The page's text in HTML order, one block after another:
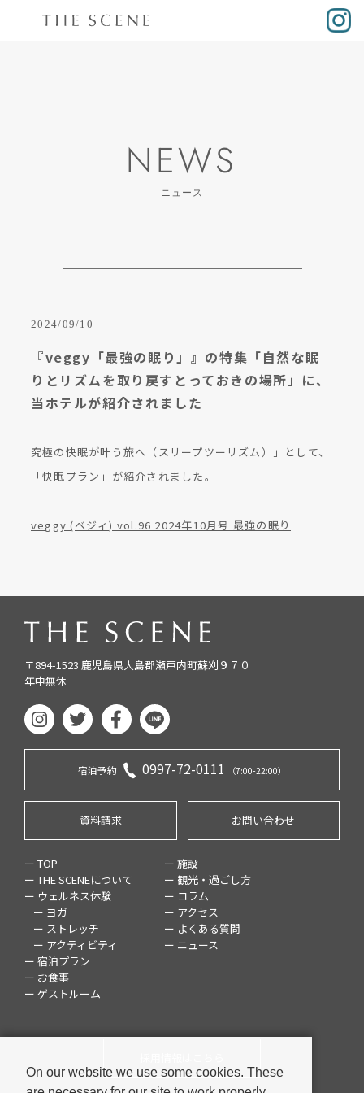
NEWS
ニュース
2024/09/10
『veggy「最強の眠り」』の特集「自然な眠
りとリズムを取り戻すとっておきの場所」に、
当ホテルが紹介されました
究極の快眠が叶う旅へ（スリープツーリズム）」として、
「快眠プラン」が紹介されました。
veggy (ベジィ) vol.96 2024年10月号 最強の眠り
〒894-1523 鹿児島県大島郡瀬戸内町蘇刈９７０
年中無休
宿泊予約 0997-72-0111 （7:00-22:00）
資料請求 お問い合わせ
ー TOP
ー THE SCENEについて
ー ウェルネス体験
ー ヨガ
ー ストレッチ
ー アクティビティ
ー 宿泊プラン
ー お食事
ー ゲストルーム
ー 施設
ー 観光・過ごし方
ー コラム
ー アクセス
ー よくある質問
ー ニュース
On our website we use some cookies. These